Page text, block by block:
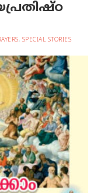
, SPECIAL STORIES